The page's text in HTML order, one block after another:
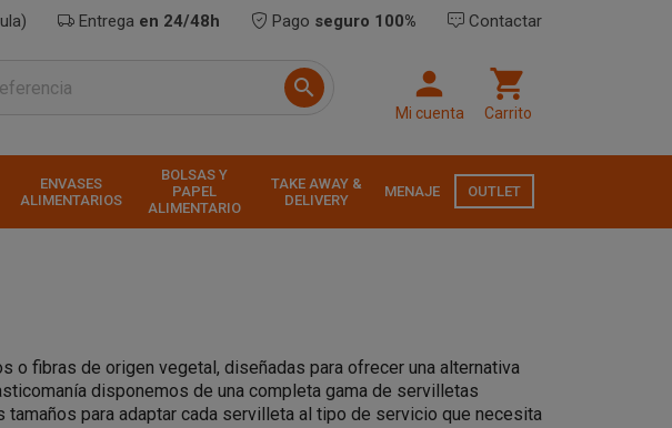
Entrega en 24/48h Pago seguro 100% Contactar
 
Mi cuenta

Carrito
ENVASES
ALIMENTARIOS
BOLSAS Y
PAPEL
ALIMENTARIO
TAKE AWAY &
DELIVERY
MENAJE OUTLET
fibras de origen vegetal, diseñadas para ofrecer una alternativa
disponemos de una completa gama de servilletas
para adaptar cada servilleta al tipo de servicio que necesita